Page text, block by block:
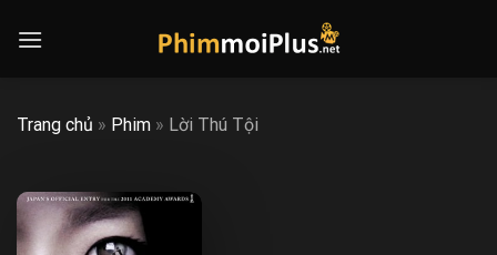
Trang chủ » Phim » Lời Thú Tội